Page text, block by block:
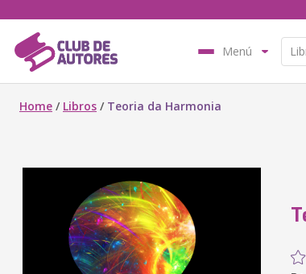
Menú
Home / Libros / Teoria da Harmonia